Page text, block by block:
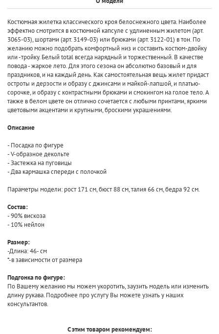
Костюмная жилетка классического кроя белоснежного цвета. Наиболее
эффектно смотрится в костюмной капсуле с удлиненным жилетом (арт.
3065-03), шортами (арт. 3149-03) или брюками (арт. 3122-01) в тон. По
желанию можно подобрать комфортный низ и составить костюм-двойку
или -тройку. Белый total всегда нарядный и торжественный. В качестве
повода - жаркое лето. Для этого сезона он абсолютно базовый и для
праздников, и на каждый день. Как самостоятельная вещь жилет придаст
остроты и дерзости и образу с джинсами и майкой-лапшой, и платью-
сорочке, и образу с контрастными брюками и смокингом на голое тело. А
также в белом цвете он отлично сочетается с любыми принтами, яркими
цветовыми акцентами и крупными, броскими украшениями.
Описание
- Посадка по фигуре
- V-образное декольте
- Застежка на пуговицы
- Два кармашка спереди с полочкой
Параметры модели: рост 171 см, бюст 88 см, талия 66 см, бедра 92 см.
Состав:
- 90% вискоза
- 10% нейлон
Размер:
-Длина: 46- см
*-в зависимости от размера
Подгонка по фигуре:
По Вашему желанию мы можем укоротить, заузить модель или изменить
длину рукава. Подробнее про услугу Вы можете узнать у наших
консультантов.
С этим товаром рекомендуем: